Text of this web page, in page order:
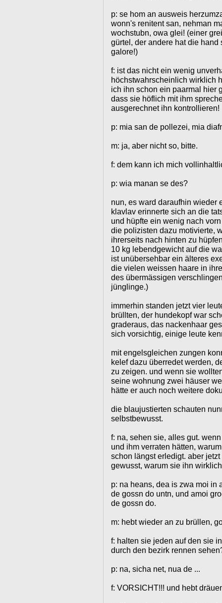
p: se hom an ausweis
wonn's renitent san, nehman
wochstubn, owa glei! (einer
gürtel, der andere hat die
galore!)
f: ist das nicht ein wenig
höchstwahrscheinlich wirklich
ich ihn schon ein paarmal hier
dass sie höflich mit ihm
ausgerechnet ihn kontrollieren!
p: mia san de pollezei, mia
m: ja, aber nicht so, bitte.
f: dem kann ich mich
p: wia manan se des?
nun, es ward daraufhin wieder
klavlav erinnerte sich an die
und hüpfte ein wenig nach
die polizisten dazu motivierte,
ihrerseits nach hinten zu
10 kg lebendgewicht auf die
ist unübersehbar ein älteres
die vielen weissen haare in
des übermässigen
jünglinge.)
immerhin standen jetzt vier
brüllten, der hundekopf war
graderaus, das nackenhaar
sich vorsichtig, einige leute
mit engelsgleichen zungen
kelef dazu überredet werden,
zu zeigen. und wenn sie
seine wohnung zwei häuser
hätte er auch noch weitere
die blaujustierten schauten
selbstbewusst.
f: na, sehen sie, alles gut.
und ihm verraten hätten,
schon längst erledigt. aber
gewusst, warum sie ihn
p: na heans, dea is zwa moi in
de gossn do untn, und amoi
de gossn do.
m: hebt wieder an zu brüllen,
f: halten sie jeden auf den sie
durch den bezirk rennen
p: na, sicha net, nua de ...
f: VORSICHT!!! und hebt